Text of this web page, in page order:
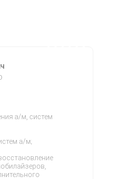
а/м, систем
а/м;